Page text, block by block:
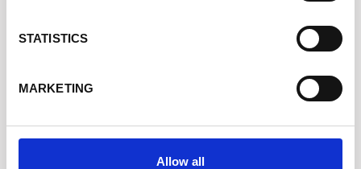
STATISTICS
MARKETING
Allow all
Spedizione in 24 Ore
Privacy Policy